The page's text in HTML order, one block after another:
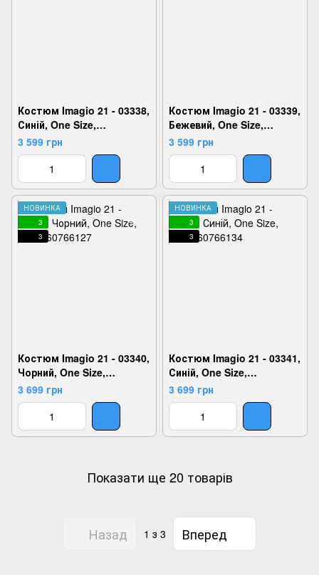
Костюм Imagio 21 - 03338,
Синій, One Size,
2999860766103
3 599 грн
Костюм Imagio 21 - 03339,
Бежевий, One Size,
2999860766110
3 599 грн
НОВИНКА
3
3
Костюм Imagio 21 - 03340,
Чорний, One Size,
2999860766127
3 699 грн
НОВИНКА
3
3
Костюм Imagio 21 - 03341,
Синій, One Size,
2999860766134
3 699 грн
Показати ще 20 товарів
Назад 1 з 3 Вперед